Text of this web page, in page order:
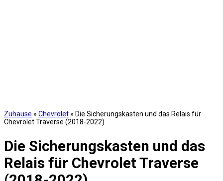
Zuhause » Chevrolet » Die Sicherungskasten und das Relais für
Chevrolet Traverse (2018-2022)
Die Sicherungskasten und das
Relais für Chevrolet Traverse